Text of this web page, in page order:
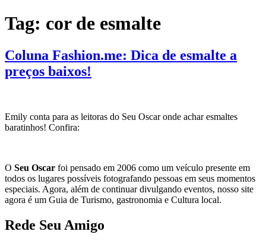
Tag: cor de esmalte
Coluna Fashion.me: Dica de esmalte a
preços baixos!
Emily conta para as leitoras do Seu Oscar onde achar esmaltes
baratinhos! Confira:
O Seu Oscar foi pensado em 2006 como um veículo presente em
todos os lugares possíveis fotografando pessoas em seus momentos
especiais. Agora, além de continuar divulgando eventos, nosso site
agora é um Guia de Turismo, gastronomia e Cultura local.
Rede Seu Amigo